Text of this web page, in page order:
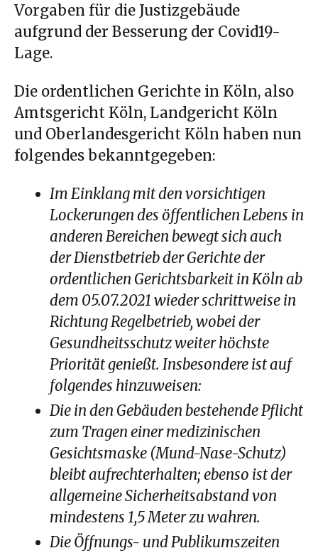
Vorgaben für die Justizgebäude
aufgrund der Besserung der Covid19-
Lage.
Die ordentlichen Gerichte in Köln, also
Amtsgericht Köln, Landgericht Köln
und Oberlandesgericht Köln haben nun
folgendes bekanntgegeben:
Im Einklang mit den vorsichtigen
Lockerungen des öffentlichen Lebens in
anderen Bereichen bewegt sich auch
der Dienstbetrieb der Gerichte der
ordentlichen Gerichtsbarkeit in Köln ab
dem 05.07.2021 wieder schrittweise in
Richtung Regelbetrieb, wobei der
Gesundheitsschutz weiter höchste
Priorität genießt. Insbesondere ist auf
folgendes hinzuweisen:
Die in den Gebäuden bestehende Pflicht
zum Tragen einer medizinischen
Gesichtsmaske (Mund-Nase-Schutz)
bleibt aufrechterhalten; ebenso ist der
allgemeine Sicherheitsabstand von
mindestens 1,5 Meter zu wahren.
Die Öffnungs- und Publikumszeiten